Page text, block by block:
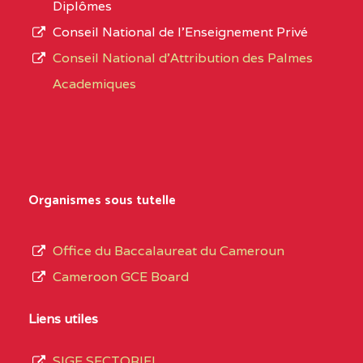
CENTRE
COLLEGE PRIVE
CENTRE
COLLEGE PRIVE LAIC
SAINT MICHEL
L’offre
d’éducation
de
du
Diplômes
Conseil National de l’Enseignement Privé
Conseil National d'Attribution des Palmes
Academiques
Organismes sous tutelle
Office du Baccalaureat du Cameroun
Cameroon GCE Board
Liens utiles